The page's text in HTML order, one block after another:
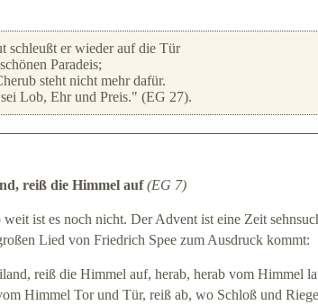
schleußt er wieder auf die Tür
Paradeis;
steht nicht mehr dafür.
Lob, Ehr und Preis." (EG 27).
reiß die Himmel auf (EG 7)
weit ist es noch nicht. Der Advent ist eine Zeit
Lied von Friedrich Spee zum Ausdruck kommt:
reiß die Himmel auf, herab, herab vom Himmel
Himmel Tor und Tür, reiß ab, wo Schloß und